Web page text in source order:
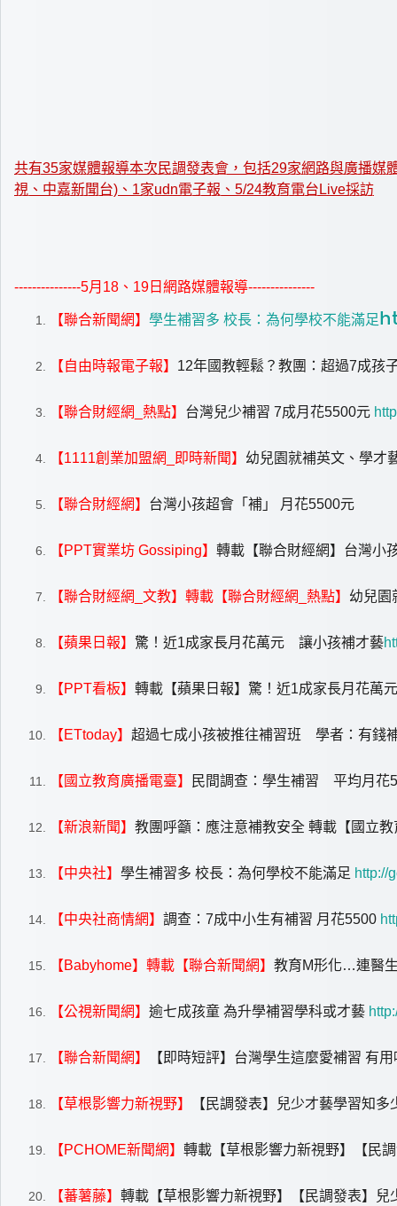
共有35家媒體報導本次民調發表會，包括29家網路與廣播媒
視、中嘉新聞台)、1家udn電子報、5/24教育電台Live採訪
---------------5月18、19日網路媒體報導---------------
【聯合新聞網】 學生補習多 校長：為何學校不能滿足
【自由時報電子報】 12年國教輕鬆？教團：超過7成孩
【聯合財經網_熱點】 台灣兒少補習 7成月花5500元
【1111創業加盟網_即時新聞】 幼兒園就補英文、學才
【聯合財經網】 台灣小孩超會「補」 月花5500元
【PPT實業坊 Gossiping】 轉載【聯合財經網】台灣小
【聯合財經網_文教】轉載【聯合財經網_熱點】 幼兒園
【蘋果日報】 驚！近1成家長月花萬元 讓小孩補才藝
【PPT看板】 轉載【蘋果日報】驚！近1成家長月花
【ETtoday】 超過七成小孩被推往補習班 學者：有錢
【國立教育廣播電臺】 民間調查：學生補習 平均月
【新浪新聞】 教團呼籲：應注意補教安全 轉載【國立
【中央社】 學生補習多 校長：為何學校不能滿足 http://
【中央社商情網】 調查：7成中小生有補習 月花5500
【Babyhome】轉載【聯合新聞網】 教育M形化…連醫
【公視新聞網】 逾七成孩童 為升學補習學科或才藝
【聯合新聞網】 【即時短評】台灣學生這麼愛補習 有
【草根影響力新視野】 【民調發表】兒少才藝學習知
【PCHOME新聞網】 轉載【草根影響力新視野】【民
【蕃薯藤】 轉載【草根影響力新視野】【民調發表】